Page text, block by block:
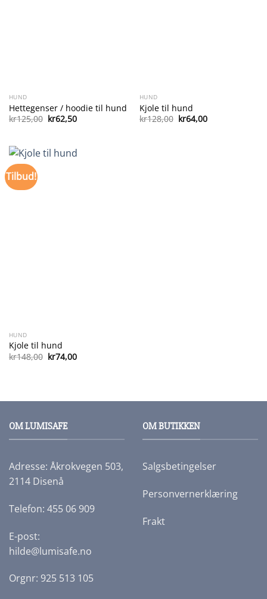
HUND
Hettegenser / hoodie til hund
kr125,00 Opprinnelig
pris
kr62,50Nåværende
pris
HUND
Kjole til hund
kr128,00 Opprinnelig
pris
kr64,00Nåværende
pris
Tilbud!
HUND
Kjole til hund
kr148,00 Opprinnelig
pris
kr74,00Nåværende
pris
OM LUMISAFE
Adresse: Åkrokvegen 503,
2114 Disenå
Telefon: 455 06 909
E-post:
hilde@lumisafe.no
Orgnr: 925 513 105
OM BUTIKKEN
Salgsbetingelser
Personvernerklæring
Frakt